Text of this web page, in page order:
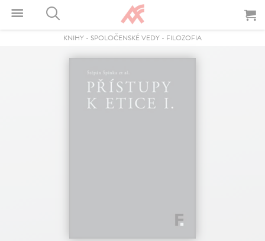
KNIHY - SPOLOČENSKÉ VEDY - FILOZOFIA